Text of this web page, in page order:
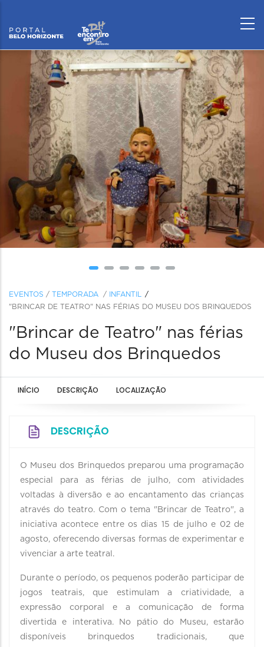
EVENTOS / TEMPORADA /
INFANTIL
"BRINCAR DE TEATRO" NAS FÉRIAS DO MUSEU DOS BRINQUEDOS
"Brincar de Teatro" nas férias
do Museu dos Brinquedos
INÍCIO DESCRIÇÃO LOCALIZAÇÃO
DESCRIÇÃO
O Museu dos Brinquedos preparou uma programação
especial para as férias de julho, com atividades
voltadas à diversão e ao encantamento das crianças
através do teatro. Com o tema "Brincar de Teatro", a
iniciativa acontece entre os dias 15 de julho e 02 de
agosto, oferecendo diversas formas de experimentar e
vivenciar a arte teatral.
Durante o período, os pequenos poderão participar de
jogos teatrais, que estimulam a criatividade, a
expressão corporal e a comunicação de forma
divertida e interativa. No pátio do Museu, estarão
disponíveis brinquedos tradicionais, que